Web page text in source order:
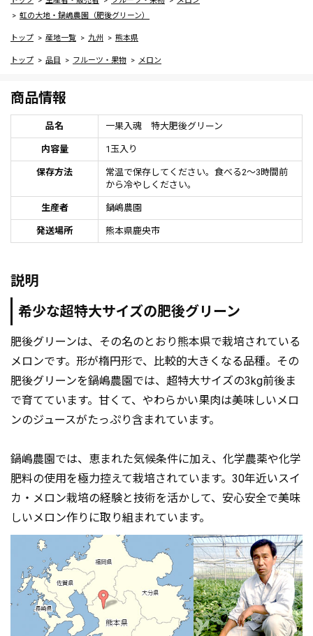
虹の大地・鍋嶋農園（肥後グリーン）
トップ 産地一覧 九州 熊本県
トップ 品目 フルーツ・果物 メロン
商品情報
品名 一果入魂 特大肥後グリーン
内容量 1玉入り
保存方法
常温で保存してください。食べる2～3時間前
から冷やしください。
生産者 鍋嶋農園
発送場所 熊本県鹿央市
説明
希少な超特大サイズの肥後グリーン
肥後グリーンは、その名のとおり熊本県で栽培されている
メロンです。形が楕円形で、比較的大きくなる品種。その
肥後グリーンを鍋嶋農園では、超特大サイズの3kg前後ま
で育てています。甘くて、やわらかい果肉は美味しいメロ
ンのジュースがたっぷり含まれています。
鍋嶋農園では、恵まれた気候条件に加え、化学農薬や化学
肥料の使用を極力控えて栽培されています。30年近いスイ
カ・メロン栽培の経験と技術を活かして、安心安全で美味
しいメロン作りに取り組まれています。